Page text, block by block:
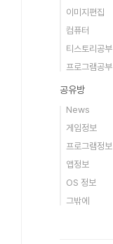
이미지편집
컴퓨터
티스토리공부
프로그램공부
공유방
News
게임정보
프로그램정보
앱정보
OS 정보
그밖에